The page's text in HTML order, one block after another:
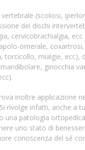
(scoliosi,
dei dischi
cervicobrachialgia,
omerale,
torcicollo, mialgie, ecc),
ginocchia
inoltre applicazione
rivolge infatti, anche a
una patologia
uno stato di
conoscenza del sé